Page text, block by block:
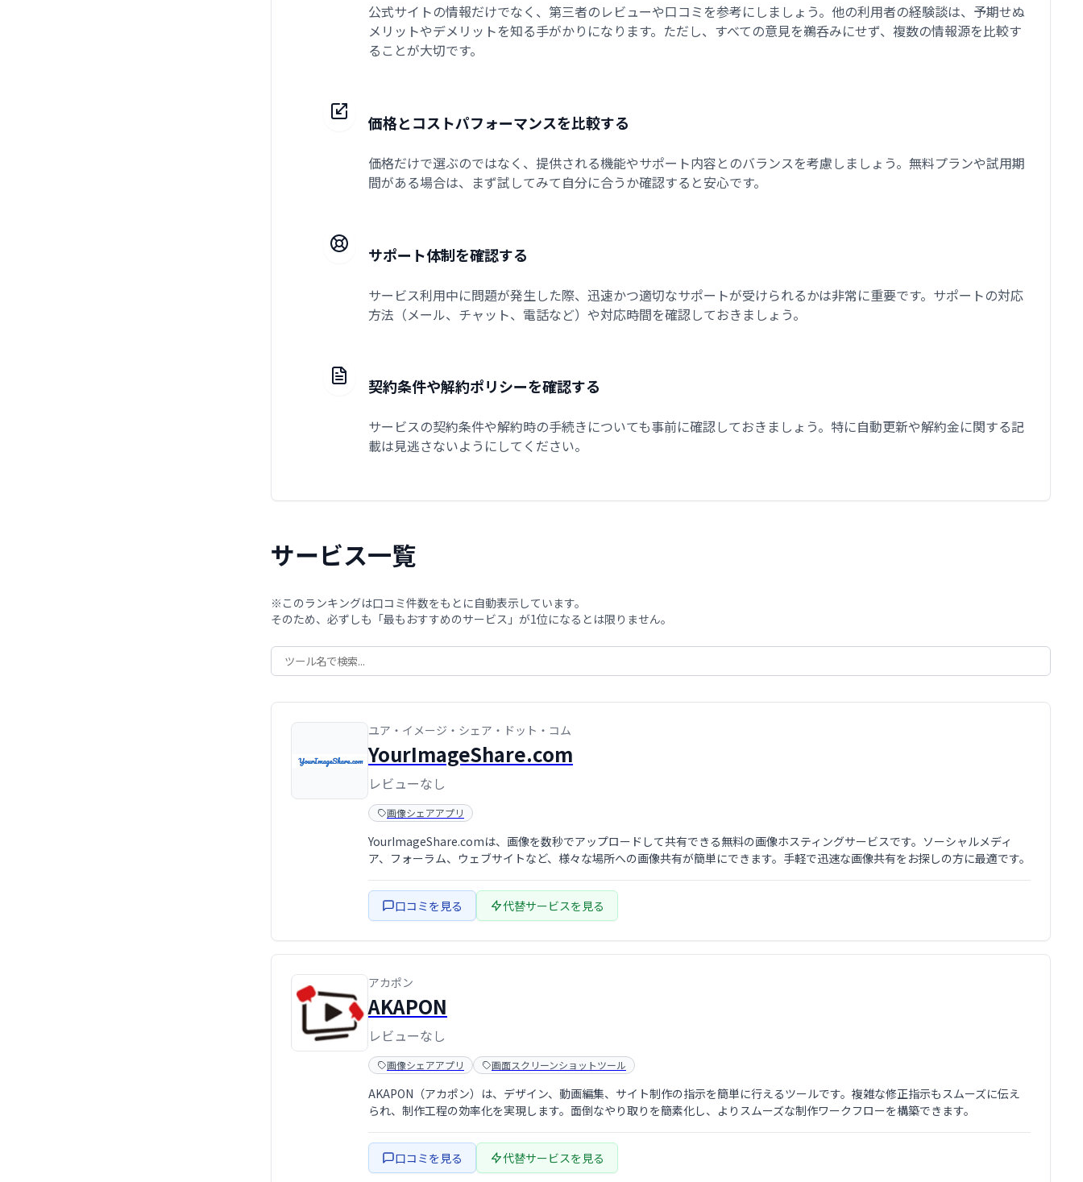
公式サイトの情報だけでなく、第三者のレビューや口コミを参考にしましょう。他の利用者の経験談は、予期せぬ
メリットやデメリットを知る手がかりになります。ただし、すべての意見を鵜呑みにせず、複数の情報源を比較す
ることが大切です。
価格とコストパフォーマンスを比較する
価格だけで選ぶのではなく、提供される機能やサポート内容とのバランスを考慮しましょう。無料プランや試用期
間がある場合は、まず試してみて自分に合うか確認すると安心です。
サポート体制を確認する
サービス利用中に問題が発生した際、迅速かつ適切なサポートが受けられるかは非常に重要です。サポートの対応
方法（メール、チャット、電話など）や対応時間を確認しておきましょう。
契約条件や解約ポリシーを確認する
サービスの契約条件や解約時の手続きについても事前に確認しておきましょう。特に自動更新や解約金に関する記
載は見逃さないようにしてください。
サービス一覧
※このランキングは口コミ件数をもとに自動表示しています。
そのため、必ずしも「最もおすすめのサービス」が1位になるとは限りません。
ユア・イメージ・シェア・ドット・コム
YourImageShare.com
レビューなし
画像シェアアプリ
YourImageShare.comは、画像を数秒でアップロードして共有できる無料の画像ホスティングサービスです。ソーシャルメディ
ア、フォーラム、ウェブサイトなど、様々な場所への画像共有が簡単にできます。手軽で迅速な画像共有をお探しの方に最適です。
口コミを見る 代替サービスを見る
アカポン
AKAPON
レビューなし
画像シェアアプリ 画面スクリーンショットツール
AKAPON（アカポン）は、デザイン、動画編集、サイト制作の指示を簡単に行えるツールです。複雑な修正指示もスムーズに伝え
られ、制作工程の効率化を実現します。面倒なやり取りを簡素化し、よりスムーズな制作ワークフローを構築できます。
口コミを見る 代替サービスを見る